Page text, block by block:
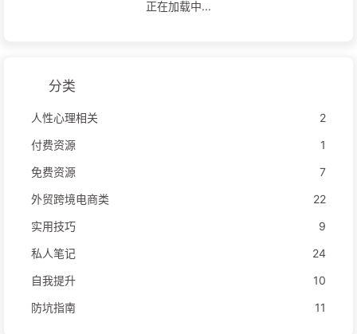
正在加载中...
分类
人性心理相关
2
付费资源
1
免费资源
7
外贸跨境电商类
22
实用技巧
9
私人笔记
24
自我提升
10
防坑指南
11